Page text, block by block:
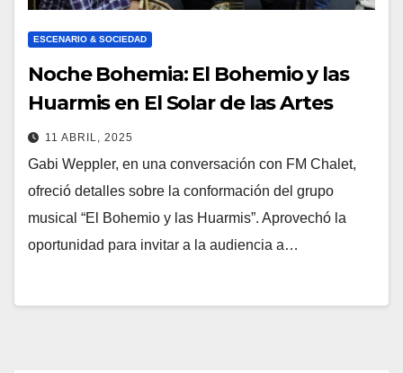
ESCENARIO & SOCIEDAD
Noche Bohemia: El Bohemio y las
Huarmis en El Solar de las Artes
11 ABRIL, 2025
Gabi Weppler, en una conversación con FM Chalet,
ofreció detalles sobre la conformación del grupo
musical “El Bohemio y las Huarmis”. Aprovechó la
oportunidad para invitar a la audiencia a…